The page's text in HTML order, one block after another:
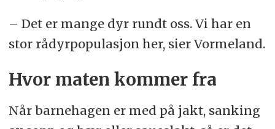
– Det er mange dyr rundt oss. Vi har en
stor rådyrpopulasjon her, sier Vormeland.
Hvor maten kommer fra
Når barnehagen er med på jakt, sanking